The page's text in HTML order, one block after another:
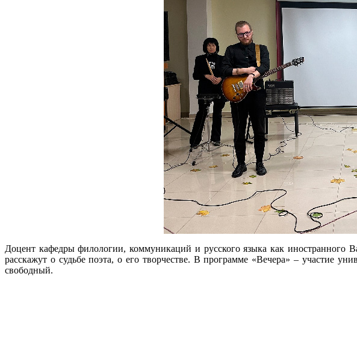
Доцент кафедры филологии, коммуникаций и русского языка как иностранного
расскажут о судьбе поэта, о его творчестве. В программе «Вечера» – участие
свободный.